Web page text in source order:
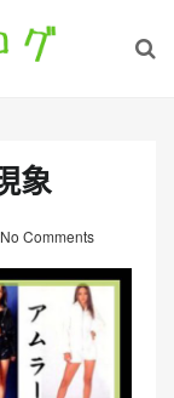
象
No Comments